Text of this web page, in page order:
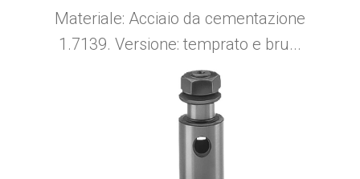
Materiale: Acciaio da cementazione
1.7139. Versione: temprato e bru...